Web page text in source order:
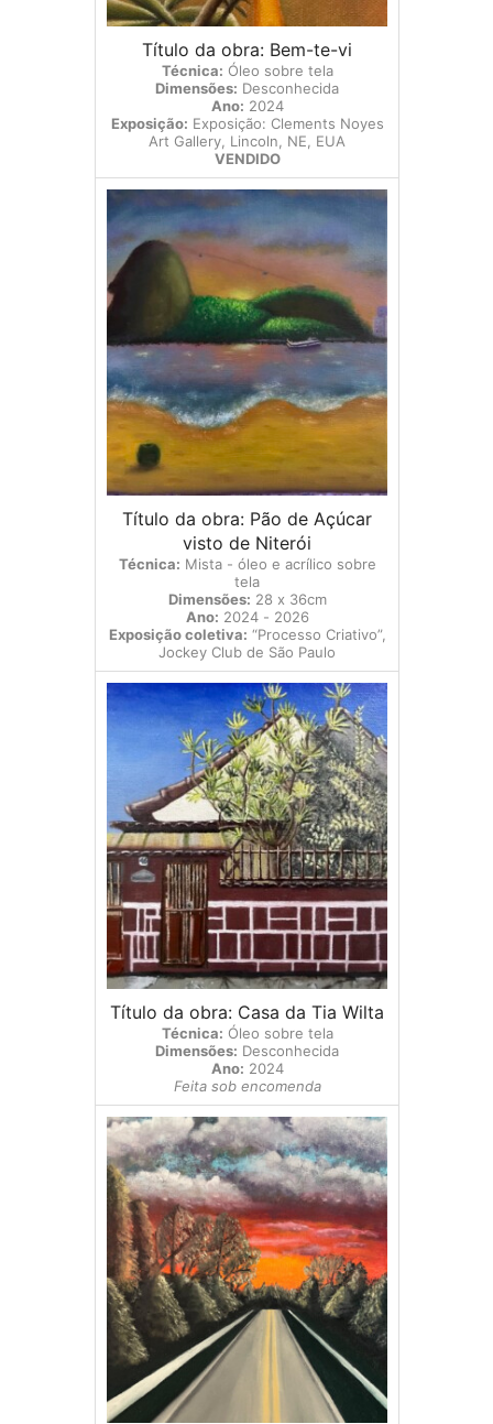
Título da obra: Bem-te-vi
Técnica: Óleo sobre tela
Dimensões: Desconhecida
Ano: 2024
Exposição: Exposição: Clements Noyes
Art Gallery, Lincoln, NE, EUA
VENDIDO
Título da obra: Pão de Açúcar
visto de Niterói
Técnica: Mista - óleo e acrílico sobre
tela
Dimensões: 28 x 36cm
Ano: 2024 - 2026
Exposição coletiva: “Processo Criativo”,
Jockey Club de São Paulo
Título da obra: Casa da Tia Wilta
Técnica: Óleo sobre tela
Dimensões: Desconhecida
Ano: 2024
Feita sob encomenda